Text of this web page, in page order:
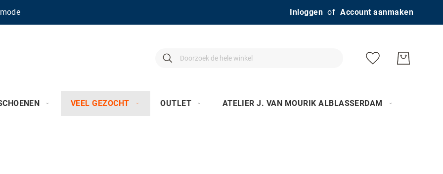
Ga
Inloggen Account aanmaken
Search
Search
VEEL GEZOCHT OUTLET ATELIER J. VAN MOURIK ALBLASSERDAM